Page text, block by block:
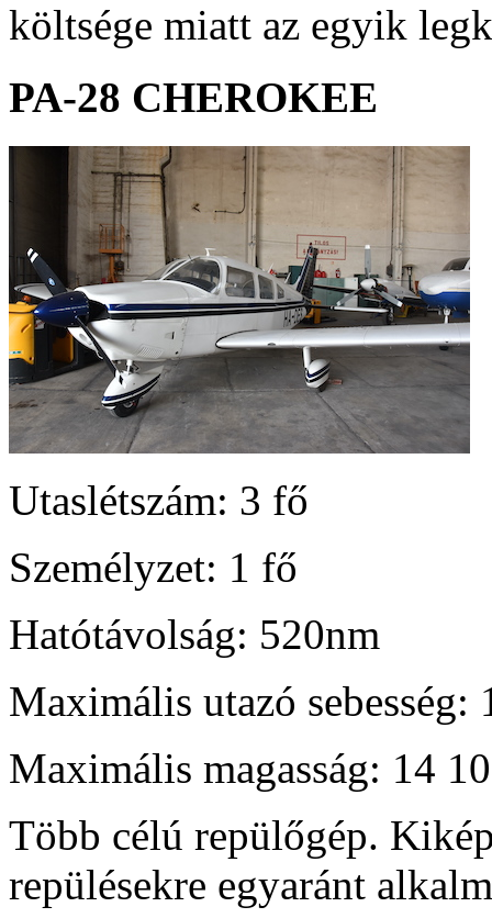
költsége miatt az egyik
PA-28 CHEROKEE
Utaslétszám: 3 fő
Személyzet: 1 fő
Hatótávolság: 520nm
Maximális utazó sebesség:
Maximális magasság: 14
Több célú repülőgép.
repülésekre egyaránt